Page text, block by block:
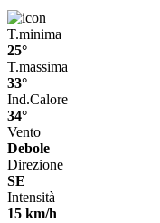
T.minima
25°
T.massima
33°
Ind.Calore
34°
Vento
Debole
Direzione
SE
Intensità
15 km/h